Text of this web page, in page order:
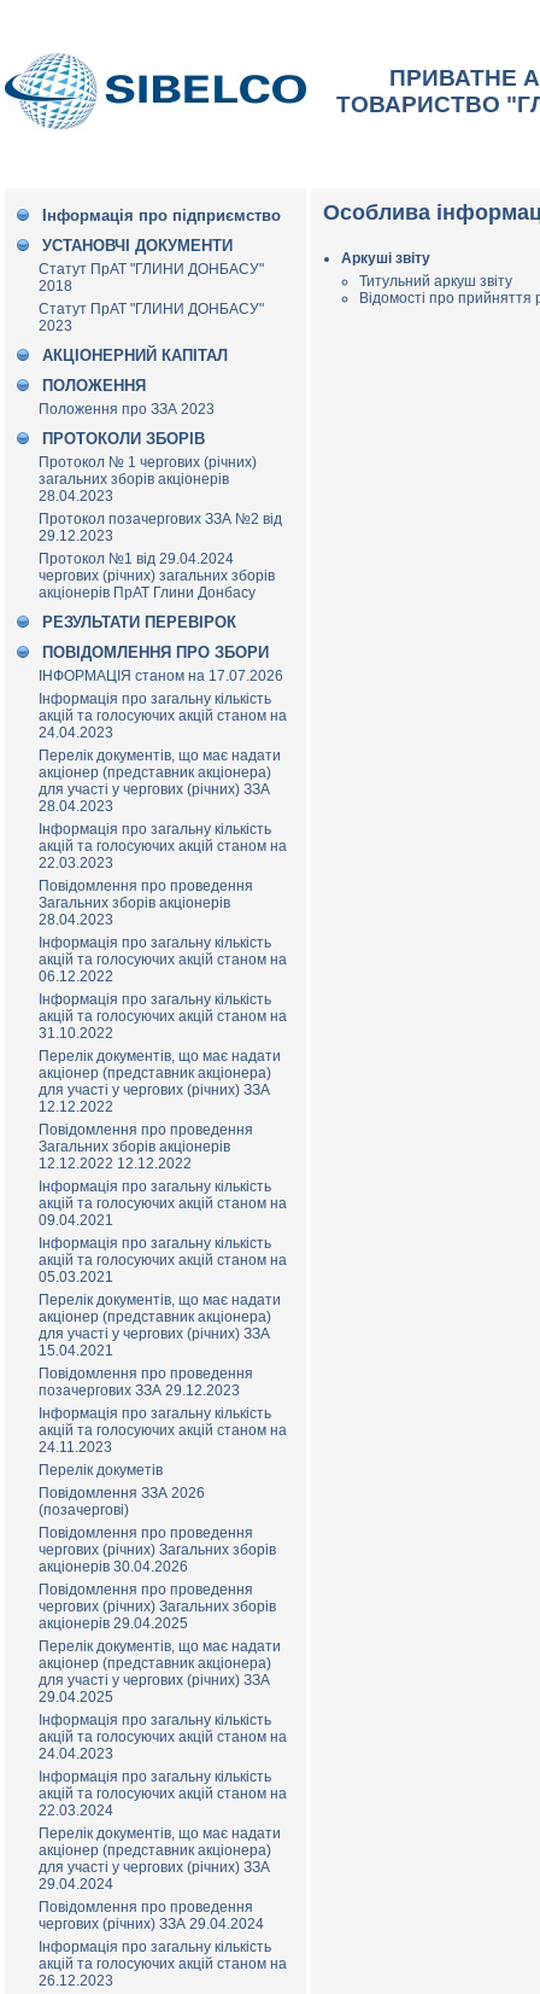
ПРИВАТНЕ
ТОВАРИСТВО
Інформація про підприємство
УСТАНОВЧІ ДОКУМЕНТИ
Статут ПрАТ "ГЛИНИ ДОНБАСУ"
2018
Статут ПрАТ "ГЛИНИ ДОНБАСУ"
2023
АКЦІОНЕРНИЙ КАПІТАЛ
ПОЛОЖЕННЯ
Положення про ЗЗА 2023
ПРОТОКОЛИ ЗБОРІВ
Протокол № 1 чергових (річних)
загальних зборів акціонерів
28.04.2023
Протокол позачергових ЗЗА №2 від
29.12.2023
Протокол №1 від 29.04.2024
чергових (річних) загальних зборів
акціонерів ПрАТ Глини Донбасу
РЕЗУЛЬТАТИ ПЕРЕВІРОК
ПОВІДОМЛЕННЯ ПРО ЗБОРИ
ІНФОРМАЦІЯ станом на 17.07.2026
Інформація про загальну кількість
акцій та голосуючих акцій станом на
24.04.2023
Перелік документів, що має надати
акціонер (представник акціонера)
для участі у чергових (річних) ЗЗА
28.04.2023
Інформація про загальну кількість
акцій та голосуючих акцій станом на
22.03.2023
Повідомлення про проведення
Загальних зборів акціонерів
28.04.2023
Інформація про загальну кількість
акцій та голосуючих акцій станом на
06.12.2022
Інформація про загальну кількість
акцій та голосуючих акцій станом на
31.10.2022
Перелік документів, що має надати
акціонер (представник акціонера)
для участі у чергових (річних) ЗЗА
12.12.2022
Повідомлення про проведення
Загальних зборів акціонерів
12.12.2022 12.12.2022
Інформація про загальну кількість
акцій та голосуючих акцій станом на
09.04.2021
Інформація про загальну кількість
акцій та голосуючих акцій станом на
05.03.2021
Перелік документів, що має надати
акціонер (представник акціонера)
для участі у чергових (річних) ЗЗА
15.04.2021
Повідомлення про проведення
позачергових ЗЗА 29.12.2023
Інформація про загальну кількість
акцій та голосуючих акцій станом на
24.11.2023
Перелік докуметів
Повідомлення ЗЗА 2026
(позачерговi)
Повідомлення про проведення
чергових (річних) Загальних зборів
акціонерів 30.04.2026
Повідомлення про проведення
чергових (річних) Загальних зборів
акціонерів 29.04.2025
Перелік документів, що має надати
акціонер (представник акціонера)
для участі у чергових (річних) ЗЗА
29.04.2025
Інформація про загальну кількість
акцій та голосуючих акцій станом на
24.04.2023
Інформація про загальну кількість
акцій та голосуючих акцій станом на
22.03.2024
Перелік документів, що має надати
акціонер (представник акціонера)
для участі у чергових (річних) ЗЗА
29.04.2024
Повідомлення про проведення
чергових (річних) ЗЗА 29.04.2024
Інформація про загальну кількість
акцій та голосуючих акцій станом на
26.12.2023
Особлива
Аркуші звіту
Титульний аркуш звіту
Відомості про прийняття